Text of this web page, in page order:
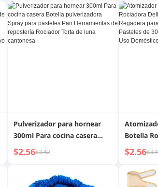
y jardín
Two-
Set
Pulverizador para hornear
300ml Para cocina casera
Botella pulverizadora Spray
para pasteles Pan
Rociador Torta de luna
$2.56$3.42
Botella
Uniforme,
Jardín,
de 300
para
$2.56